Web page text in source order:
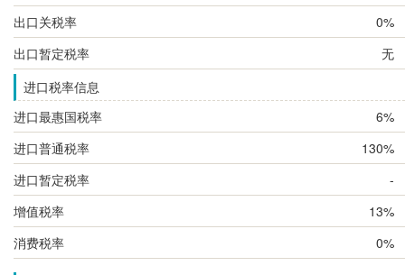
出口关税率
0%
出口暂定税率
无
进口税率信息
进口最惠国税率
6%
进口普通税率
130%
进口暂定税率
-
增值税率
13%
消费税率
0%